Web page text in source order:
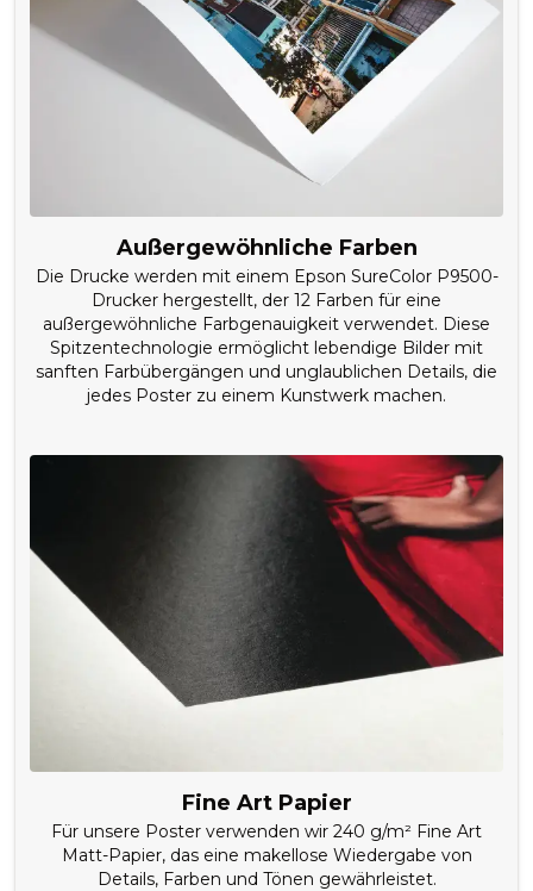
Außergewöhnliche Farben
Die Drucke werden mit einem Epson SureColor P9500-
Drucker hergestellt, der 12 Farben für eine
außergewöhnliche Farbgenauigkeit verwendet. Diese
Spitzentechnologie ermöglicht lebendige Bilder mit
sanften Farbübergängen und unglaublichen Details, die
jedes Poster zu einem Kunstwerk machen.
Fine Art Papier
Für unsere Poster verwenden wir 240 g/m² Fine Art
Matt-Papier, das eine makellose Wiedergabe von
Details, Farben und Tönen gewährleistet.